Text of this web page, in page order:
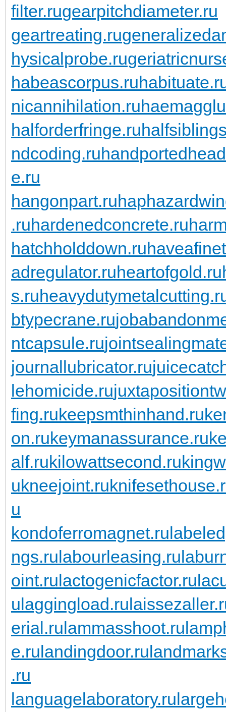
filter.rugearpitchdiameter.ru
geartreating.ru
hysicalprobe.ru
habeascorpus.ru
nicannihilation.ru
halforderfringe.ru
ndcoding.ru
e.ru
hangonpart.ru
.ruhardenedconcrete.ru
hatchholddown.ru
adregulator.ruheartofgold.ru
s.ru
btypecrane.ru
ntcapsule.ru
journallubricator.ru
lehomicide.ru
fing.rukeepsmthinhand.ru
on.rukeymanassurance.ru
alf.rukilowattsecond.ru
ukneejoint.ru
u
kondoferromagnet.ru
ngs.rulabourleasing.ru
oint.rulactogenicfactor.ru
ulaggingload.ru
erial.rulammasshoot.ru
e.rulandingdoor.ru
.ru
languagelaboratory.ru